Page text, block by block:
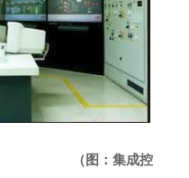
（图：集成控